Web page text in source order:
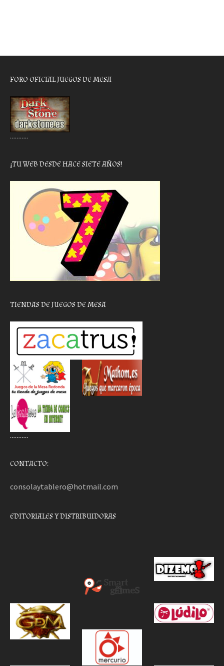
FORO OFICIAL JUEGOS DE MESA
………..
¡TU WEB DESDE HACE SIETE AÑOS!
TIENDAS DE JUEGOS DE MESA
………..
CONTACTO:
consolaytablero@hotmail.com
EDITORIALES Y DISTRIBUIDORAS